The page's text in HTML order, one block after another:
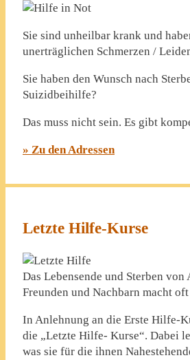
Sie sind unheilbar krank und
unerträglichen Schmerzen /
Sie haben den Wunsch nach
Suizidbeihilfe?
Das muss nicht sein. Es gibt
» Zu den Adressen
Letzte Hilfe-Kurse
Das Lebensende und Sterben von
Freunden und Nachbarn macht
In Anlehnung an die Erste Hilfe-
die „Letzte Hilfe- Kurse“. Dabei
was sie für die ihnen